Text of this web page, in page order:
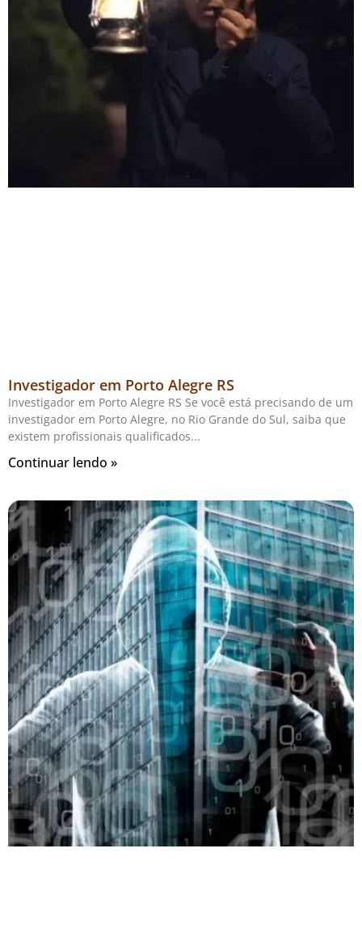
Investigador em Porto Alegre RS
Investigador em Porto Alegre RS Se você está precisando de um
investigador em Porto Alegre, no Rio Grande do Sul, saiba que
existem profissionais qualificados
Continuar lendo »